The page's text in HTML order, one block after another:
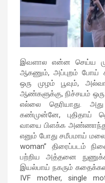
இவளால என்ன செய்ய
ஆகணும், அப்புறம் போய்
ஒரு முழம் பூவும்,
ஆண்களுக்கு, நிச்சயம்
எல்லை தெரியாது.
கண்முன்னே,
வாயை பிளக்க
எனும் போது சமீபமாய்
woman” திரைப்படம்
பற்றிய அத்தனை
இயல்பாய் நகரும்
IVF mother, single